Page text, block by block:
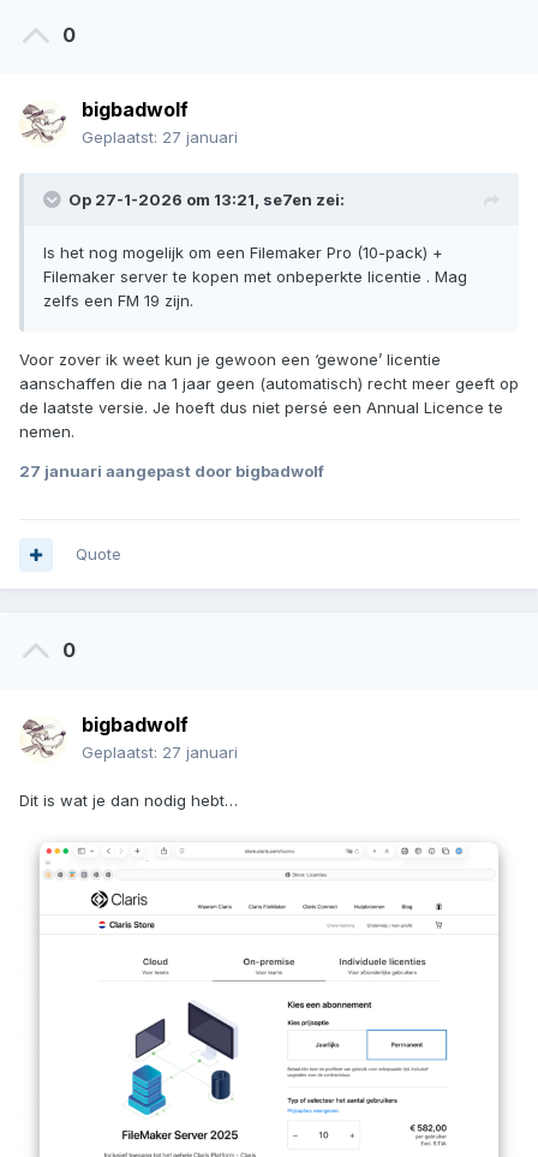
0
bigbadwolf
Geplaatst: 27 januari
Op 27-1-2026 om 13:21, se7en zei:
Is het nog mogelijk om een Filemaker Pro (10-pack) +
Filemaker server te kopen met onbeperkte licentie . Mag
zelfs een FM 19 zijn.
Voor zover ik weet kun je gewoon een ‘gewone’ licentie
aanschaffen die na 1 jaar geen (automatisch) recht meer geeft op
de laatste versie. Je hoeft dus niet persé een Annual Licence te
nemen.
27 januari aangepast door bigbadwolf
Quote
0
bigbadwolf
Geplaatst: 27 januari
Dit is wat je dan nodig hebt…